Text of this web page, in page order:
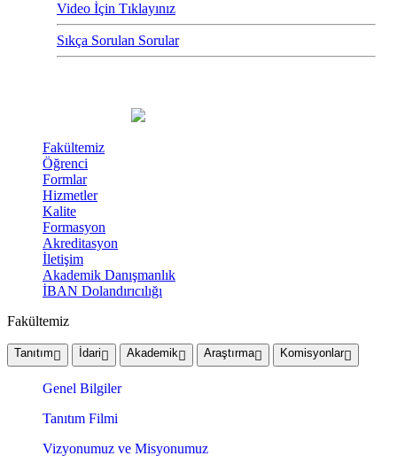
Video İçin Tıklayınız
Sıkça Sorulan Sorular
Fakültemiz
Öğrenci
Formlar
Hizmetler
Kalite
Formasyon
Akreditasyon
İletişim
Akademik Danışmanlık
İBAN Dolandırıcılığı
Fakültemiz
Tanıtım İdari Akademik Araştırma Komisyonlar
Genel Bilgiler
Tanıtım Filmi
Vizyonumuz ve Misyonumuz